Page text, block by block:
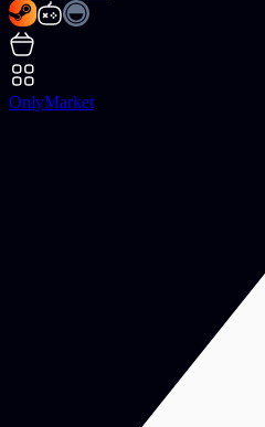
OnlyMarket